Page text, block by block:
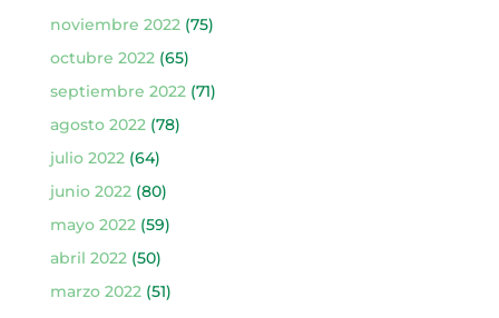
noviembre 2022(75)
octubre 2022(65)
septiembre 2022(71)
agosto 2022(78)
julio 2022(64)
junio 2022(80)
mayo 2022(59)
abril 2022(50)
marzo 2022(51)